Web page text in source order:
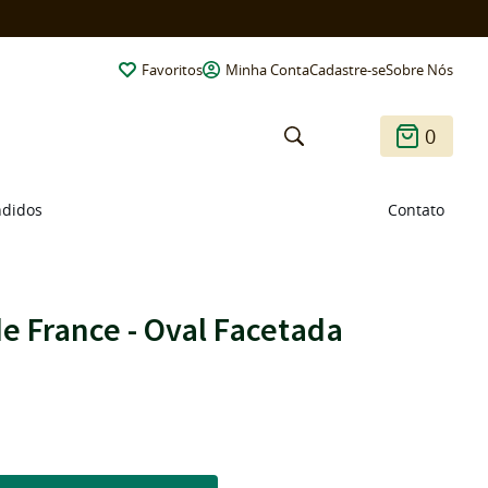
Favoritos Minha ContaCadastre-seSobre Nós
0
Contato
France - Oval Facetada